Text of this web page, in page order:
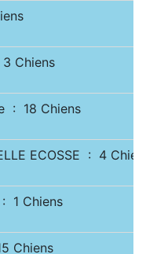
Chiens
: 18 Chiens
ECOSSE : 4
: 1 Chiens
Chiens